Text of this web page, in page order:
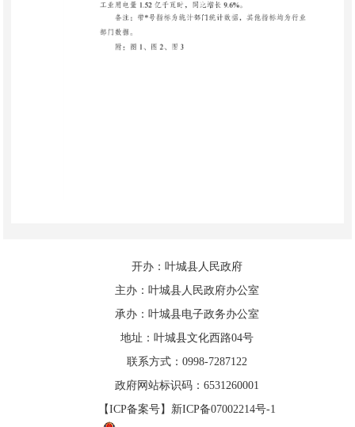
开办：叶城县人民政府
主办：叶城县人民政府办公室
承办：叶城县电子政务办公室
地址：叶城县文化西路04号
联系方式：0998-7287122
政府网站标识码：6531260001
【ICP备案号】新ICP备07002214号-1